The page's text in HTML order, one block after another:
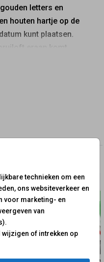
technieken om een
ons websiteverkeer en
voor marketing- en
van
of intrekken op
letters en
houten hartje op de
kunt plaatsen.
eraan komt.